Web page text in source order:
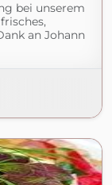
bei unserem
an Johann